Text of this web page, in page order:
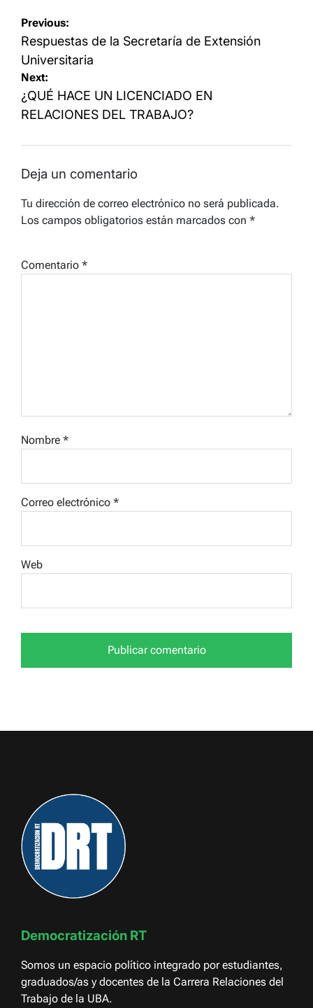
Navegación
de
entradas
Previous:
Respuestas de la Secretaría de Extensión
Universitaria
Next:
¿QUÉ HACE UN LICENCIADO EN
RELACIONES DEL TRABAJO?
Deja un comentario
Tu dirección de correo electrónico no será publicada.
Los campos obligatorios están marcados con *
Comentario *
Nombre *
Correo electrónico *
Web
Democratización RT
Somos un espacio político integrado por estudiantes,
graduados/as y docentes de la Carrera Relaciones del
Trabajo de la UBA.